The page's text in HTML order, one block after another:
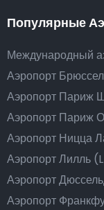
Популярные
Международный
Аэропорт
Аэропорт Париж
Аэропорт Париж
Аэропорт Ницца
Аэропорт Лилль
Аэропорт
Аэропорт